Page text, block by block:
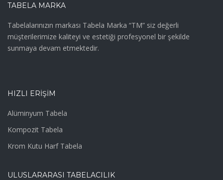
TABELA MARKA
Tabelalarınızın markası Tabela Marka “TM” siz değerli
müşterilerimize kaliteyi ve estetiği profesyonel bir şekilde
sunmaya devam etmektedir.
HIZLI ERIŞIM
Alüminyum Tabela
Kompozit Tabela
Krom Kutu Harf Tabela
ULUSLARARASI TABELACILIK